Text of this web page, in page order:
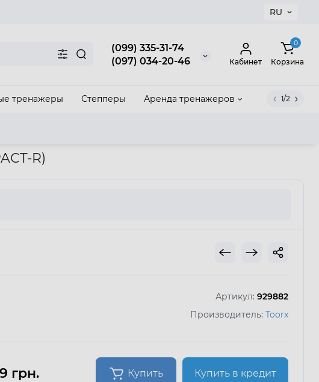
RU
(099) 335-31-74
(097) 034-20-46
Кабинет
0
Корзина
тренажеры Степперы Аренда тренажеров 1/2
R)
Закрыть
Артикул: 929882
Производитель: Toorx
грн. Купить Купить в кредит